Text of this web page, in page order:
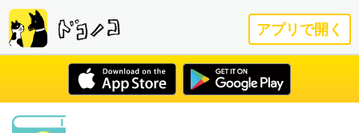
アプリで開く